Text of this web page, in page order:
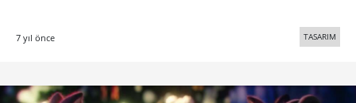
7 yıl önce TASARIM